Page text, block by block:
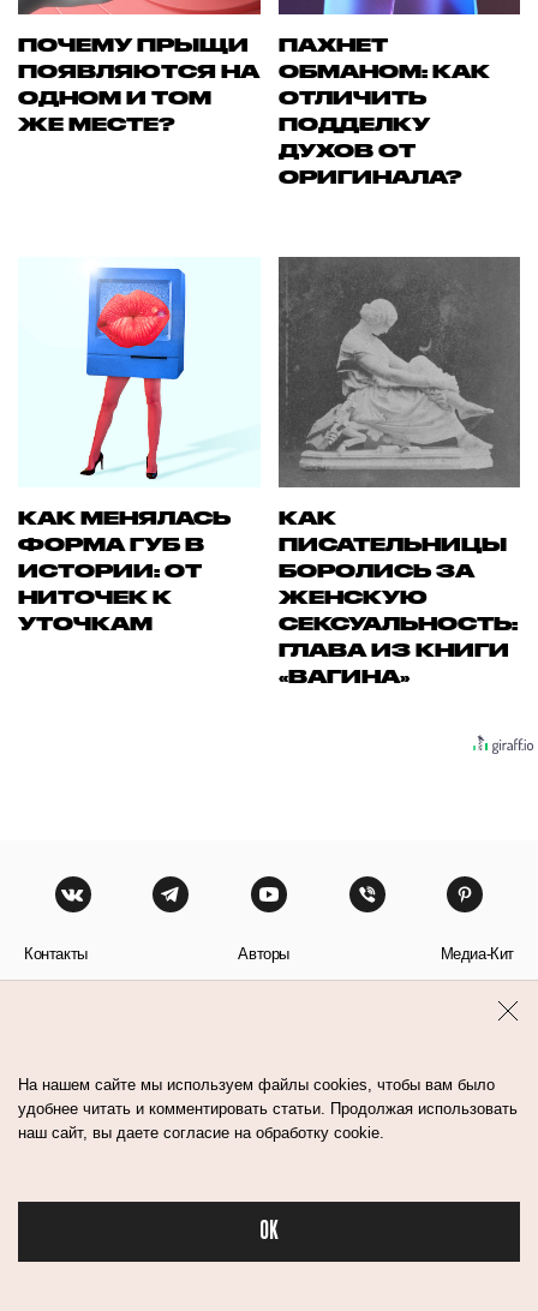
Бьюти в спорте
ПОЧЕМУ ПРЫЩИ
ПОЯВЛЯЮТСЯ НА
ОДНОМ И ТОМ
ЖЕ МЕСТЕ?
ПАХНЕТ
ОБМАНОМ: КАК
ОТЛИЧИТЬ
ПОДДЕЛКУ
ДУХОВ ОТ
ОРИГИНАЛА?
КАК МЕНЯЛАСЬ
ФОРМА ГУБ В
ИСТОРИИ: ОТ
НИТОЧЕК К
УТОЧКАМ
КАК
ПИСАТЕЛЬНИЦЫ
БОРОЛИСЬ ЗА
ЖЕНСКУЮ
СЕКСУАЛЬНОСТЬ:
ГЛАВА ИЗ КНИГИ
«ВАГИНА»
Контакты Авторы Медиа-Кит
На нашем сайте мы используем файлы cookies, чтобы вам было
удобнее читать и комментировать статьи. Продолжая использовать
наш сайт, вы даете согласие на обработку cookie.
OK